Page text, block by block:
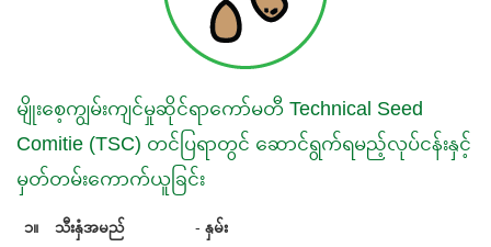
မျိုးစေ့ကျွမ်းကျင်မှုဆိုင်ရာကော်မတီ Technical Seed
Comitie (TSC) တင်ပြရာတွင် ဆောင်ရွက်ရမည့်လုပ်ငန်းနှင့်
မှတ်တမ်းကောက်ယူခြင်း
၁။ သီးနှံအမည် - နှမ်း